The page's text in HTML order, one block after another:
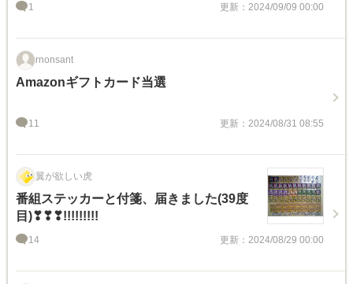
1 更新：2024/09/09 00:00
rnonsant
Amazonギフトカード当選
11 更新：2024/08/31 08:55
翼が欲しい虎
番組ステッカーと付箋、届きました(39度
目)❣❣❣!!!!!!!!!
14 更新：2024/08/29 00:00